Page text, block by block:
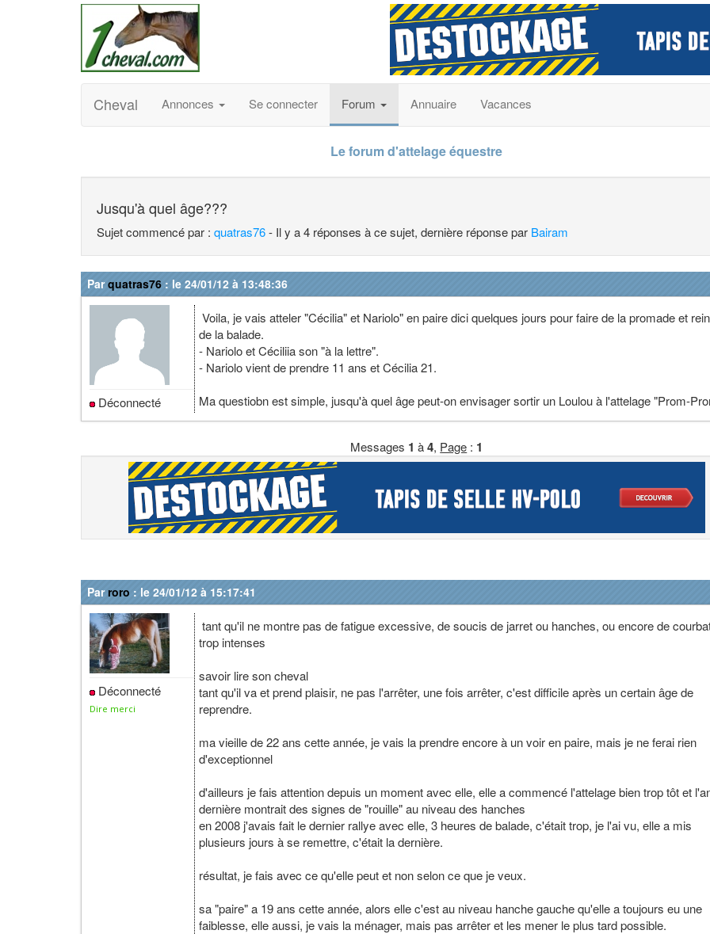
Cheval Annonces Se connecter Forum Annuaire Vacances
Le forum d'attelage équestre
Jusqu'à quel âge???
Sujet commencé par : quatras76- Il y a 4 réponses à ce sujet, dernière réponse par Bairam
Parquatras76 : le 24/01/12 à 13:48:36
Déconnecté
Voila, je vais atteler "Cécilia" et Nariolo" en paire dici quelques jours pour faire de la promade et
de la balade.
- Nariolo et Céciliia son "à la lettre".
- Nariolo vient de prendre 11 ans et Cécilia 21.
Ma questiobn est simple, jusqu'à quel âge peut-on envisager sortir un Loulou à l'attelage "Prom-
Messages 1 à4, Page : 1
Parroro : le 24/01/12 à 15:17:41
Déconnecté
Dire merci
tant qu'il ne montre pas de fatigue excessive, de soucis de jarret ou hanches, ou encore de
trop intenses
savoir lire son cheval
tant qu'il va et prend plaisir, ne pas l'arrêter, une fois arrêter, c'est difficile après un certain âge de
reprendre.
ma vieille de 22 ans cette année, je vais la prendre encore à un voir en paire, mais je ne ferai rien
d'exceptionnel
d'ailleurs je fais attention depuis un moment avec elle, elle a commencé l'attelage bien trop tôt et
dernière montrait des signes de "rouille" au niveau des hanches
en 2008 j'avais fait le dernier rallye avec elle, 3 heures de balade, c'était trop, je l'ai vu, elle a mis
plusieurs jours à se remettre, c'était la dernière.
résultat, je fais avec ce qu'elle peut et non selon ce que je veux.
sa "paire" a 19 ans cette année, alors elle c'est au niveau hanche gauche qu'elle a toujours eu une
faiblesse, elle aussi, je vais la ménager, mais pas arrêter et les mener le plus tard possible.